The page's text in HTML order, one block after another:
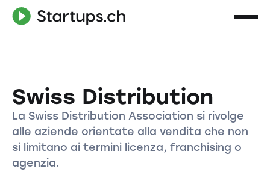
Swiss Distribution
La Swiss Distribution Association si rivolge
alle aziende orientate alla vendita che non
si limitano ai termini licenza, franchising o
agenzia.